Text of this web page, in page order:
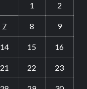
1 2
7 8 9
14 15 16
21 22 23